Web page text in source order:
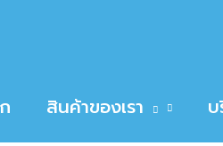
สินค้าของเรา บ